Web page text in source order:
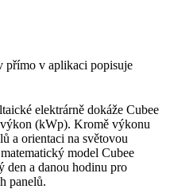
přímo v aplikaci popisuje
elektrárně dokáže Cubee
(kWp). Kromě výkonu
a orientaci na světovou
model Cubee
den a danou hodinu pro
panelů.